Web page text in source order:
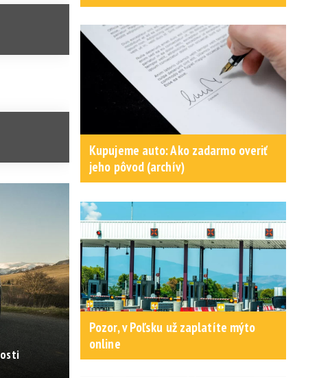
Kupujeme auto: Ako zadarmo overiť
jeho pôvod (archív)
Pozor, v Poľsku už zaplatíte mýto
online